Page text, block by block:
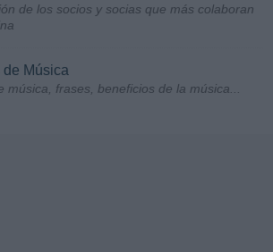
de los socios y socias que más colaboran
Música
música, frases, beneficios de la música...